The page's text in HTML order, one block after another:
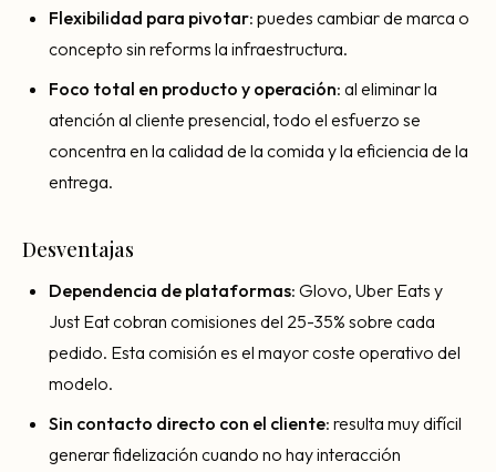
Flexibilidad para pivotar: puedes cambiar de marca o
concepto sin reforms la infraestructura.
Foco total en producto y operación: al eliminar la
atención al cliente presencial, todo el esfuerzo se
concentra en la calidad de la comida y la eficiencia de la
entrega.
Desventajas
Dependencia de plataformas: Glovo, Uber Eats y
Just Eat cobran comisiones del 25-35% sobre cada
pedido. Esta comisión es el mayor coste operativo del
modelo.
Sin contacto directo con el cliente: resulta muy difícil
generar fidelización cuando no hay interacción